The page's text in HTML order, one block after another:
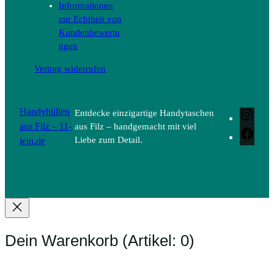
Informationen
zur Echtheit von
Kundenbewertu
ngen
Vertrag widerrufen
Handyhüllen
aus Filz – 11-
lein.de
Entdecke einzigartige Handytaschen
aus Filz – handgemacht mit viel
Liebe zum Detail.
Dein Warenkorb (Artikel: 0)